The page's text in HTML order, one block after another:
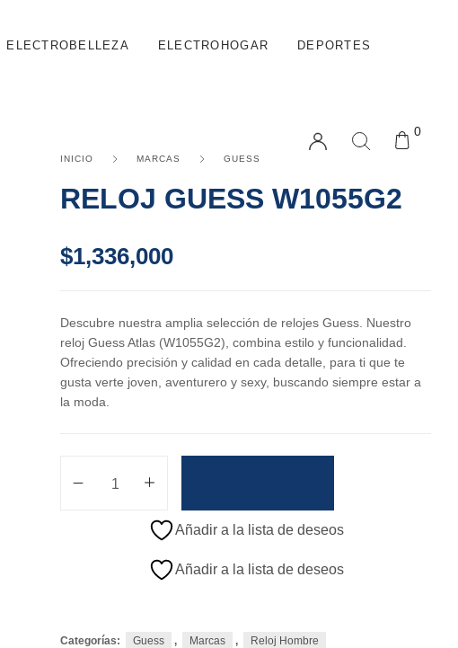
ELECTROBELLEZA ELECTROHOGAR DEPORTES
0
INICIO MARCAS GUESS
RELOJ GUESS W1055G2
$1,336,000
Descubre nuestra amplia selección de relojes Guess. Nuestro
reloj Guess Atlas (W1055G2), combina estilo y funcionalidad.
Ofreciendo precisión y calidad en cada detalle, para ti que te
gusta verte joven, aventurero y sexy, buscando siempre estar a
la moda.
Añadir a la lista de deseos
Añadir a la lista de deseos
Categorías: Guess , Marcas , Reloj Hombre